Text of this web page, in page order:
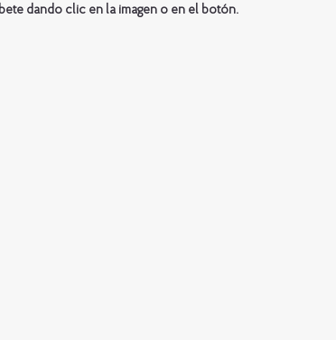
dando clic en la imagen o en el botón.